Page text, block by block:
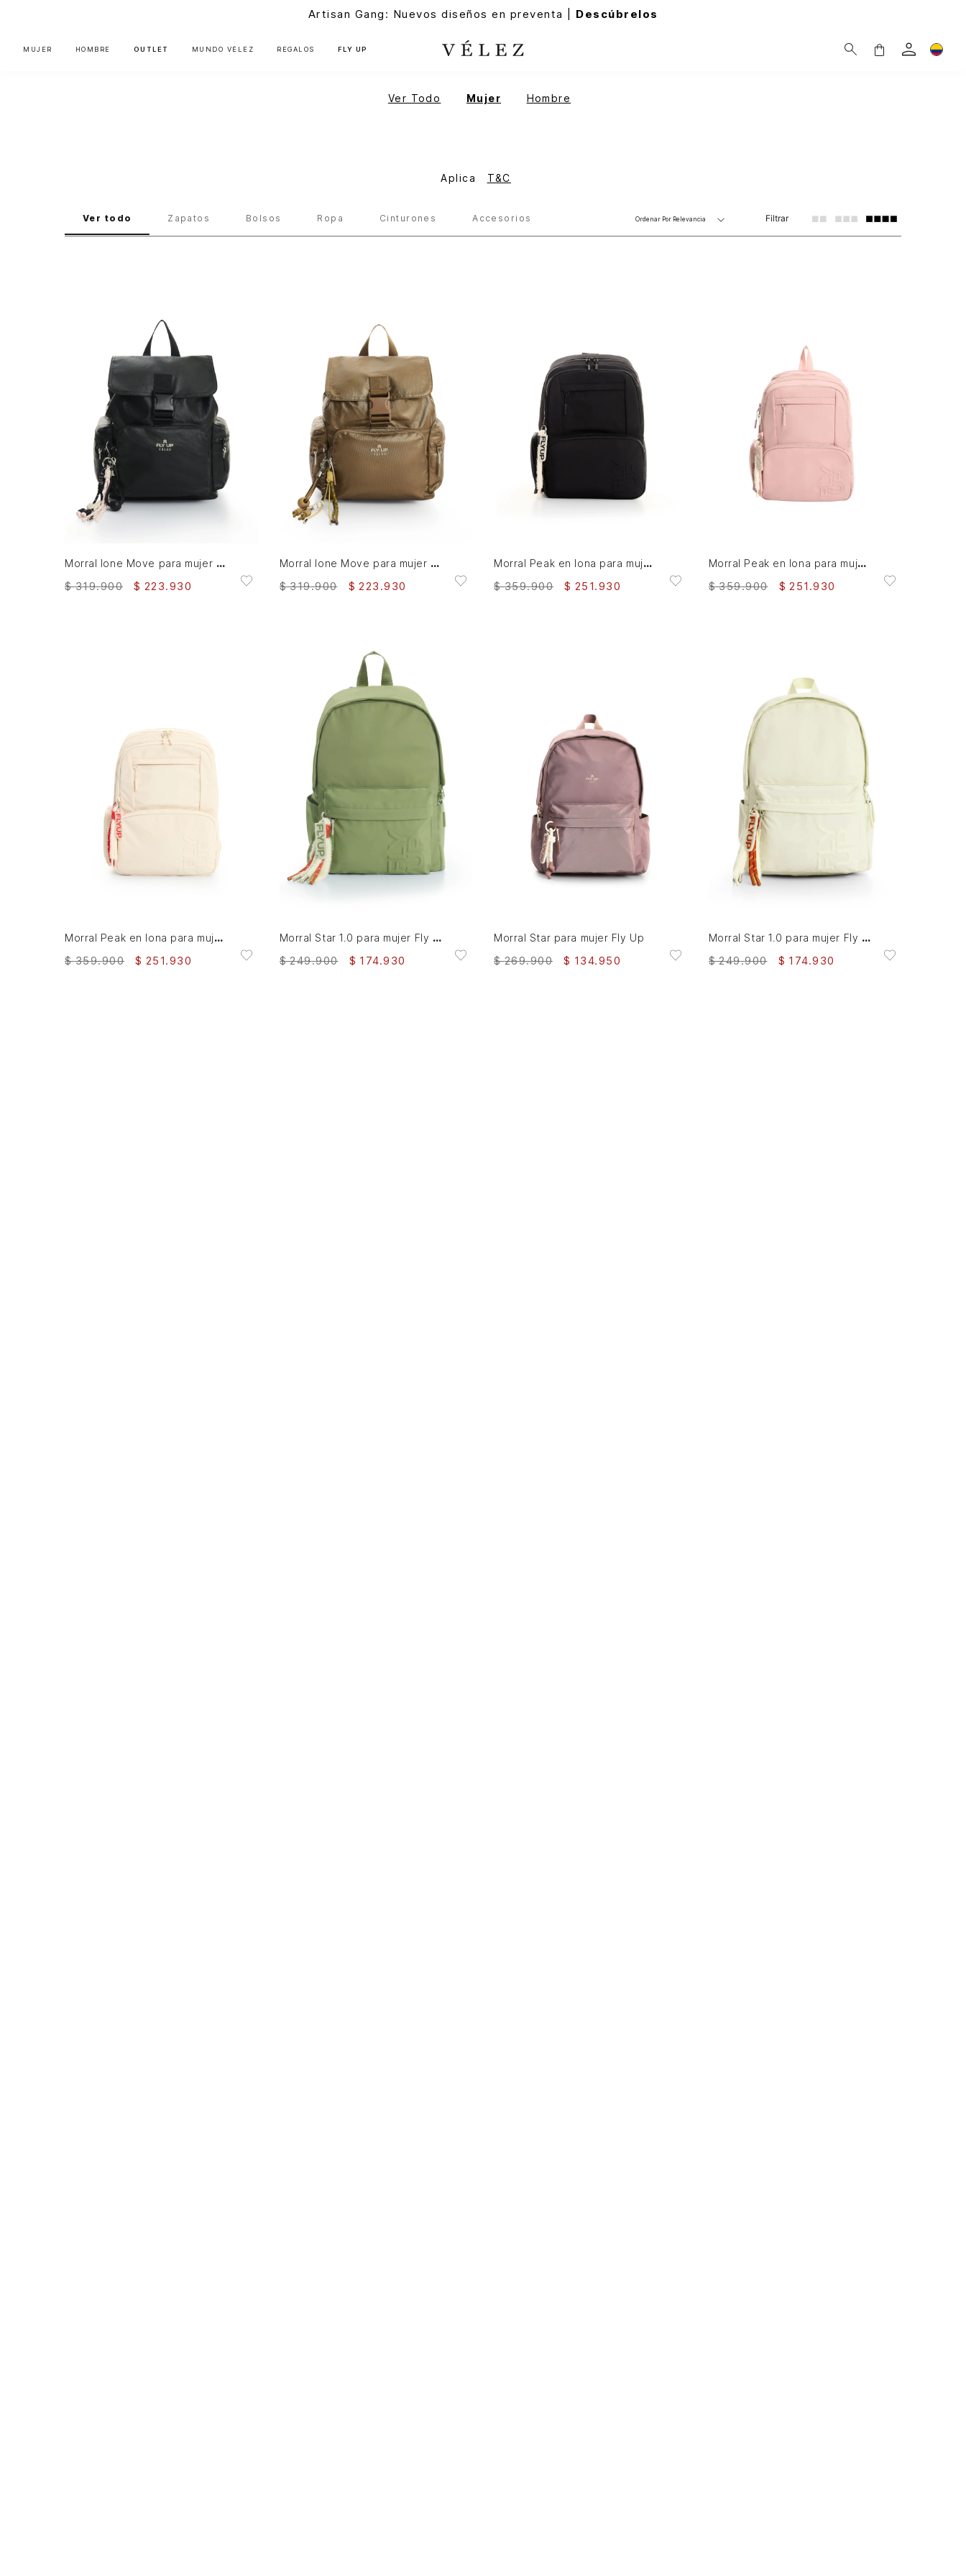
Artisan Gang: Nuevos diseños en preventa | Descúbrelos
MUJER HOMBRE OUTLET MUNDO VÉLEZ REGALOS FLY UP
Ver Todo Mujer Hombre
Aplica T&C
Ver todo
Zapatos Bolsos Ropa Cinturones Accesorios Ordenar Por Relevancia Filtrar
Morral lone Move para mujer Fly Up
$ 319.900 $ 223.930
Morral lone Move para mujer Fly Up
$ 319.900 $ 223 .930
Morral Peak en lona para mujer Fly Up
$ 359.900 $ 251.930
Morral Peak en lona para mujer Fly Up
$ 359.900 $ 251 .930
Morral Peak en lona para mujer Fly Up
$ 359.900 $ 251.930
Morral Star 1.0 para mujer Fly Up
$ 249.900 $ 174.930
Morral Star para mujer Fly Up
$ 269.900 $ 134.950
Morral Star 1.0 para mujer Fly Up
$ 249.900 $ 174.930